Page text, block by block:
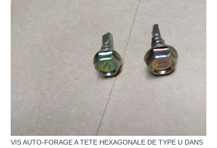
VIS AUTO-FORAGE A TETE HEXAGONALE DE TYPE U DANS